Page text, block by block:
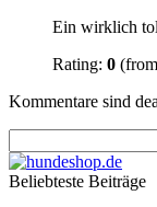
Ein wirklich
Rating: 0
Kommentare sind
Beliebteste Beiträge